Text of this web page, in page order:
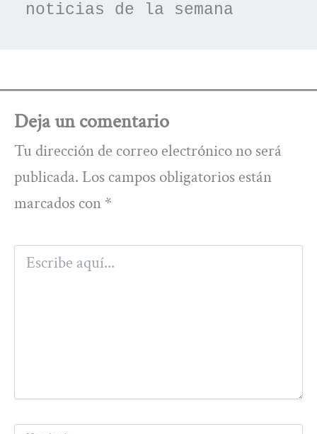
noticias de la semana
Deja un comentario
Tu dirección de correo electrónico no será
publicada. Los campos obligatorios están
marcados con *
aquí...
Nombre*